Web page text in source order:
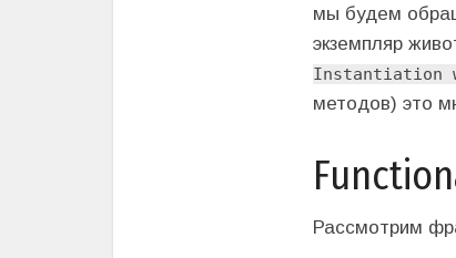
мы будем
экземпляр
Instantiation
методов) это
Рассмотрим